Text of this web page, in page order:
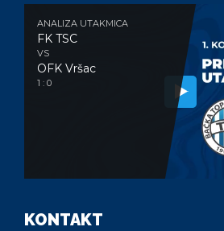
ANALIZA UTAKMICA
FK TSC
VS
OFK Vršac
1 : 0
KONTAKT